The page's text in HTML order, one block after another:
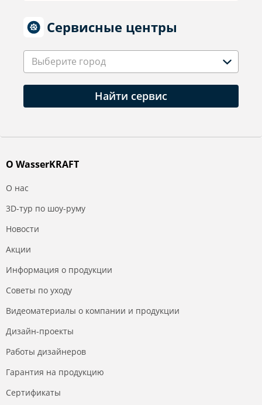
Сервисные центры
Выберите город
Найти сервис
О WasserKRAFT
О нас
3D-тур по шоу-руму
Новости
Акции
Информация о продукции
Советы по уходу
Видеоматериалы о компании и продукции
Дизайн-проекты
Работы дизайнеров
Гарантия на продукцию
Сертификаты